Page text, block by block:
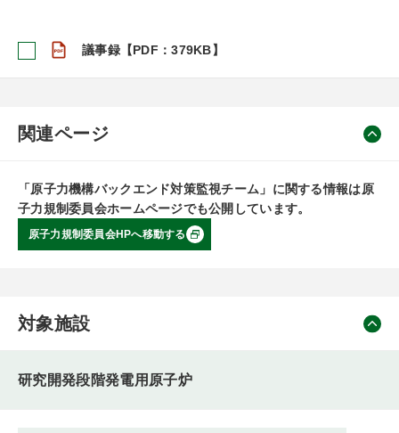
議事録【PDF：379KB】
関連ページ
「原子力機構バックエンド対策監視チーム」に関する情報は原
子力規制委員会ホームページでも公開しています。
原子力規制委員会HPへ移動する
対象施設
研究開発段階発電用原子炉